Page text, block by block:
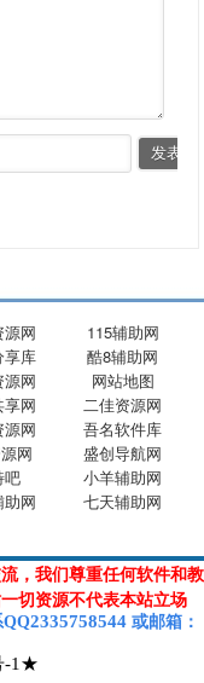
网
115辅助网
享库
酷8辅助网
网
网站地图
网
二佳资源网
网
吾名软件库
网
盛创导航网
吧
小羊辅助网
助网
七天辅助网
，我们尊重任何软件和教
切资源不代表本站立场
QQ2335758544 或邮箱 ：
-1★